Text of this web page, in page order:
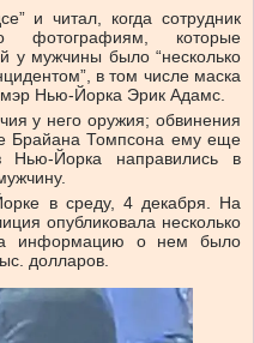
и читал, когда сотрудник
которые
у мужчины было “несколько
в том числе маска
мэр Нью-Йорка Эрик Адамс.
у него оружия; обвинения
Брайана Томпсона ему еще
Нью-Йорка направились в
в среду, 4 декабря. На
опубликовала несколько
информацию о нем было
долларов.